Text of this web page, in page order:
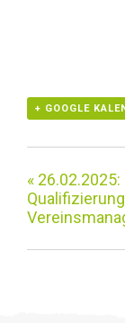
+ GOOGLE
« 26.02.2025: